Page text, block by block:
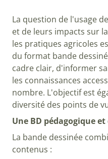
La question de l'usage
et de leurs impacts sur
les pratiques agricoles
du format bande
cadre clair, d'informer
les connaissances
nombre. L'objectif est
diversité des points de
Une BD pédagogique
La bande dessinée
contenus :